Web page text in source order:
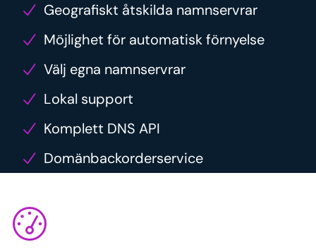
Geografiskt åtskilda namnservrar
Möjlighet för automatisk förnyelse
Välj egna namnservrar
Lokal support
Komplett DNS API
Domänbackorderservice